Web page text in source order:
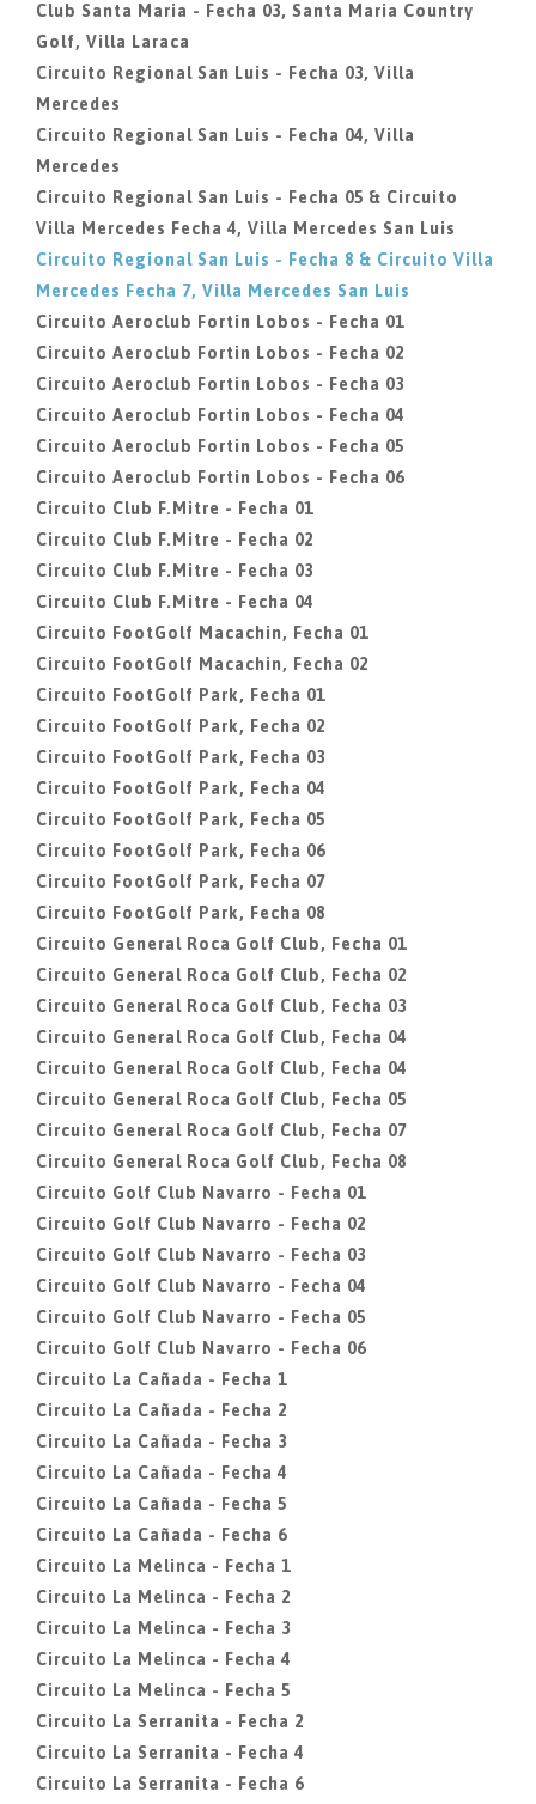
Club Santa Maria - Fecha 03, Santa Maria Country
Golf, Villa Laraca
Circuito Regional San Luis - Fecha 03, Villa
Mercedes
Circuito Regional San Luis - Fecha 04, Villa
Mercedes
Circuito Regional San Luis - Fecha 05 & Circuito
Villa Mercedes Fecha 4, Villa Mercedes San Luis
Circuito Regional San Luis - Fecha 8 & Circuito Villa
Mercedes Fecha 7, Villa Mercedes San Luis
Circuito Aeroclub Fortin Lobos - Fecha 01
Circuito Aeroclub Fortin Lobos - Fecha 02
Circuito Aeroclub Fortin Lobos - Fecha 03
Circuito Aeroclub Fortin Lobos - Fecha 04
Circuito Aeroclub Fortin Lobos - Fecha 05
Circuito Aeroclub Fortin Lobos - Fecha 06
Circuito Club F.Mitre - Fecha 01
Circuito Club F.Mitre - Fecha 02
Circuito Club F.Mitre - Fecha 03
Circuito Club F.Mitre - Fecha 04
Circuito FootGolf Macachin, Fecha 01
Circuito FootGolf Macachin, Fecha 02
Circuito FootGolf Park, Fecha 01
Circuito FootGolf Park, Fecha 02
Circuito FootGolf Park, Fecha 03
Circuito FootGolf Park, Fecha 04
Circuito FootGolf Park, Fecha 05
Circuito FootGolf Park, Fecha 06
Circuito FootGolf Park, Fecha 07
Circuito FootGolf Park, Fecha 08
Circuito General Roca Golf Club, Fecha 01
Circuito General Roca Golf Club, Fecha 02
Circuito General Roca Golf Club, Fecha 03
Circuito General Roca Golf Club, Fecha 04
Circuito General Roca Golf Club, Fecha 04
Circuito General Roca Golf Club, Fecha 05
Circuito General Roca Golf Club, Fecha 07
Circuito General Roca Golf Club, Fecha 08
Circuito Golf Club Navarro - Fecha 01
Circuito Golf Club Navarro - Fecha 02
Circuito Golf Club Navarro - Fecha 03
Circuito Golf Club Navarro - Fecha 04
Circuito Golf Club Navarro - Fecha 05
Circuito Golf Club Navarro - Fecha 06
Circuito La Cañada - Fecha 1
Circuito La Cañada - Fecha 2
Circuito La Cañada - Fecha 3
Circuito La Cañada - Fecha 4
Circuito La Cañada - Fecha 5
Circuito La Cañada - Fecha 6
Circuito La Melinca - Fecha 1
Circuito La Melinca - Fecha 2
Circuito La Melinca - Fecha 3
Circuito La Melinca - Fecha 4
Circuito La Melinca - Fecha 5
Circuito La Serranita - Fecha 2
Circuito La Serranita - Fecha 4
Circuito La Serranita - Fecha 6